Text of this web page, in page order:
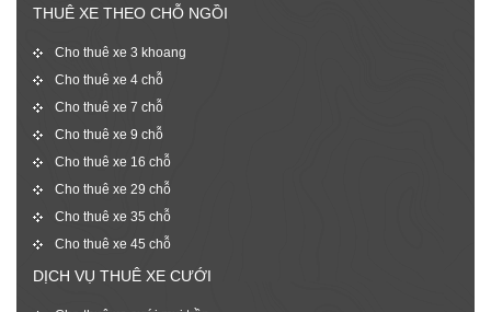
THUÊ XE THEO CHỖ NGỒI
Cho thuê xe 3 khoang
Cho thuê xe 4 chỗ
Cho thuê xe 7 chỗ
Cho thuê xe 9 chỗ
Cho thuê xe 16 chỗ
Cho thuê xe 29 chỗ
Cho thuê xe 35 chỗ
Cho thuê xe 45 chỗ
DỊCH VỤ THUÊ XE CƯỚI